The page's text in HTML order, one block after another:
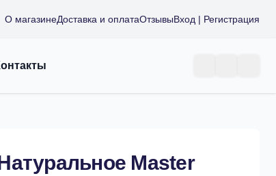
О магазинеДоставка и оплатаОтзывыВход | Регистрация
Master